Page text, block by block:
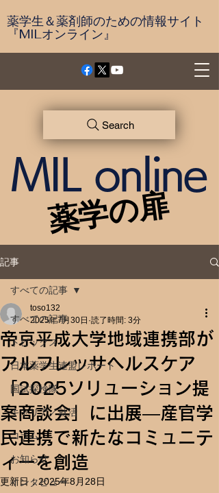
薬学生＆薬剤師のための情報サイト
『MILオンライン』
薬学の扉
薬学の扉
MIL online
Search
記事
すべての記事
トピックス
日本薬学生連盟レポート
国試探検隊
キャリア／就活
コラム
お知らせ
インタビュー
すべての記事
帝京平成大学地域連携部が
アルフレッサヘルスケア
「2025ソリューション提
案商談会」に出展―産官学
民連携で新たなコミュニテ
ィーを創造
toso132
2025年7月30日 読了時間: 3分
更新日：2025年8月28日